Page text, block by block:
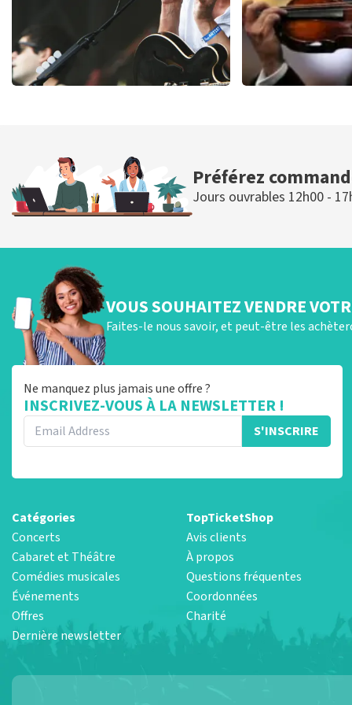
COMMANDER MAINTENANT
Préférez
Jours ouvrables 12h00 -
VOUS SOUHAITEZ VENDRE
Faites-le nous savoir, et peut-être les
Ne manquez plus jamais une offre ?
INSCRIVEZ-VOUS À LA NEWSLETTER !
S'INSCRIRE
Catégories
Concerts
Cabaret et Théâtre
Comédies musicales
Événements
Offres
Dernière newsletter
TopTicketShop
Avis clients
À propos
Questions fréquentes
Coordonnées
Charité